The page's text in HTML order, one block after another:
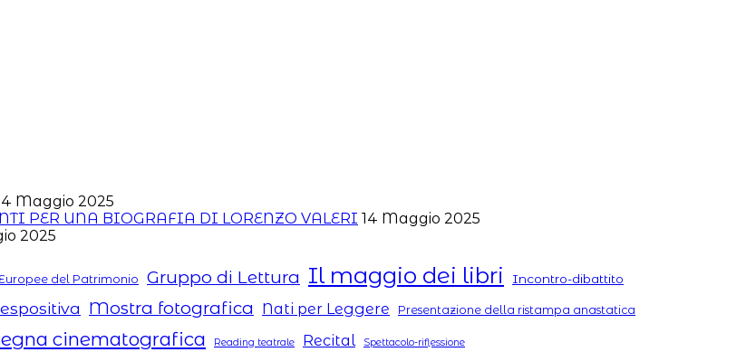
Maggio 2025
PER UNA BIOGRAFIA DI LORENZO VALERI 14 Maggio 2025
2025
del Patrimonio Gruppo di Lettura Il maggio dei libri Incontro-dibattito
Mostra fotografica Nati per Leggere Presentazione della ristampa anastatica
cinematografica Reading teatrale Recital Spettacolo-riflessione